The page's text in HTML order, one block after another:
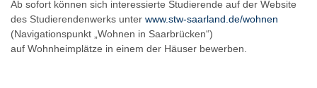
Ab sofort können sich interessierte Studierende auf der Website
des Studierendenwerks unter www.stw-saarland.de/wohnen
(Navigationspunkt „Wohnen in Saarbrücken“)
auf Wohnheimplätze in einem der Häuser bewerben.